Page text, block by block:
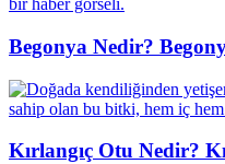
Begonya Nedir?
Kırlangıç Otu Nedir?